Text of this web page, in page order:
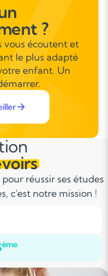
?
vous écoutent et
le plus adapté
enfant. Un
réussir ses études
c'est notre mission !
ème